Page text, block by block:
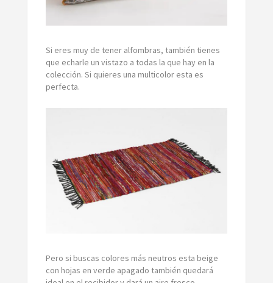
Si eres muy de tener alfombras, también tienes
que echarle un vistazo a todas la que hay en la
colección. Si quieres una multicolor esta es
perfecta.
Pero si buscas colores más neutros esta beige
con hojas en verde apagado también quedará